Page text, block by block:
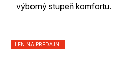
výborný stupeň komfortu.
LEN NA PREDAJNI